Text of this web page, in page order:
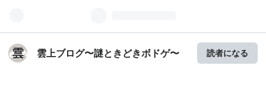
雲上ブログ〜謎ときどきボドゲ〜 読者になる